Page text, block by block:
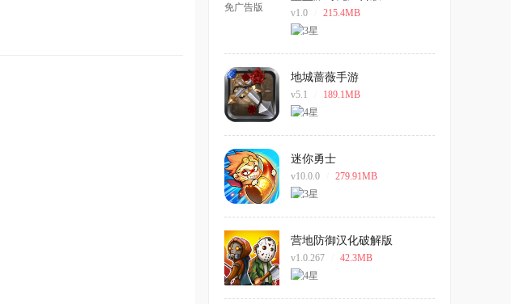
v1.0 215.4MB
地城蔷薇手游
v5.1 189.1MB
迷你勇士
v10.0.0 279.91MB
营地防御汉化破解版
v1.0.267 42.3MB